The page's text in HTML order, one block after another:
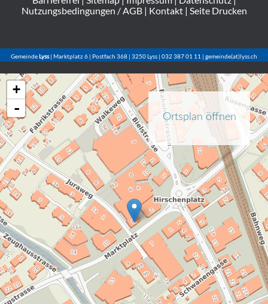
Nutzungsbedingungen / AGB| Kontakt| Seite Drucken
GemeindeLyss| Marktplatz 6 | Postfach 368 | 3250 Lyss | 032 387 01 11 | gemeinde(at)lyss.ch